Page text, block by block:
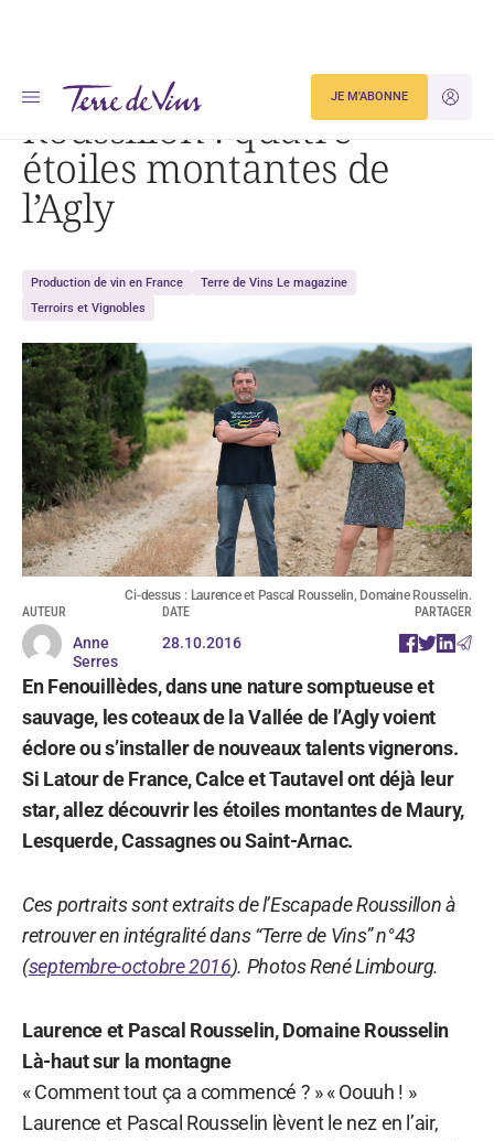
JE
JE M'ABONNE
Accueil Roussillon : quatre étoiles montantes de l’Agly
Roussillon : quatre
étoiles montantes de
l’Agly
Production de vin en France
Terre de Vins Le magazine
Terroirs et Vignobles
Ci-dessus : Laurence et Pascal Rousselin, Domaine Rousselin.
AUTEUR
Anne
Serres
DATE
28.10.2016
PARTAGER
En Fenouillèdes, dans une nature somptueuse et
sauvage, les coteaux de la Vallée de l’Agly voient
éclore ou s’installer de nouveaux talents vignerons.
Si Latour de France, Calce et Tautavel ont déjà leur
star, allez découvrir les étoiles montantes de Maury,
Lesquerde, Cassagnes ou Saint-Arnac.
Ces portraits sont extraits de l’Escapade Roussillon à
retrouver en intégralité dans “Terre de Vins” n°43
(septembre-octobre 2016). Photos René Limbourg.
Laurence et Pascal Rousselin, Domaine Rousselin
Là-haut sur la montagne
« Comment tout ça a commencé ? » « Oouuh ! »
Laurence et Pascal Rousselin lèvent le nez en l’air,